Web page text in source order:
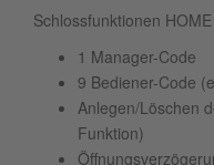
Schlossfunktionen
1 Manager-Code
9 Bediener-Code
Anlegen/Löschen
Funktion)